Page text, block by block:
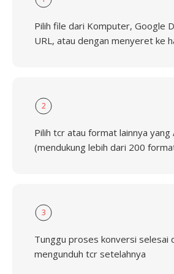
Pilih file dari Komputer, Google
URL, atau dengan menyeret ke
2
Pilih tcr atau format lainnya yang
(mendukung lebih dari 200
3
Tunggu proses konversi selesai
mengunduh tcr setelahnya